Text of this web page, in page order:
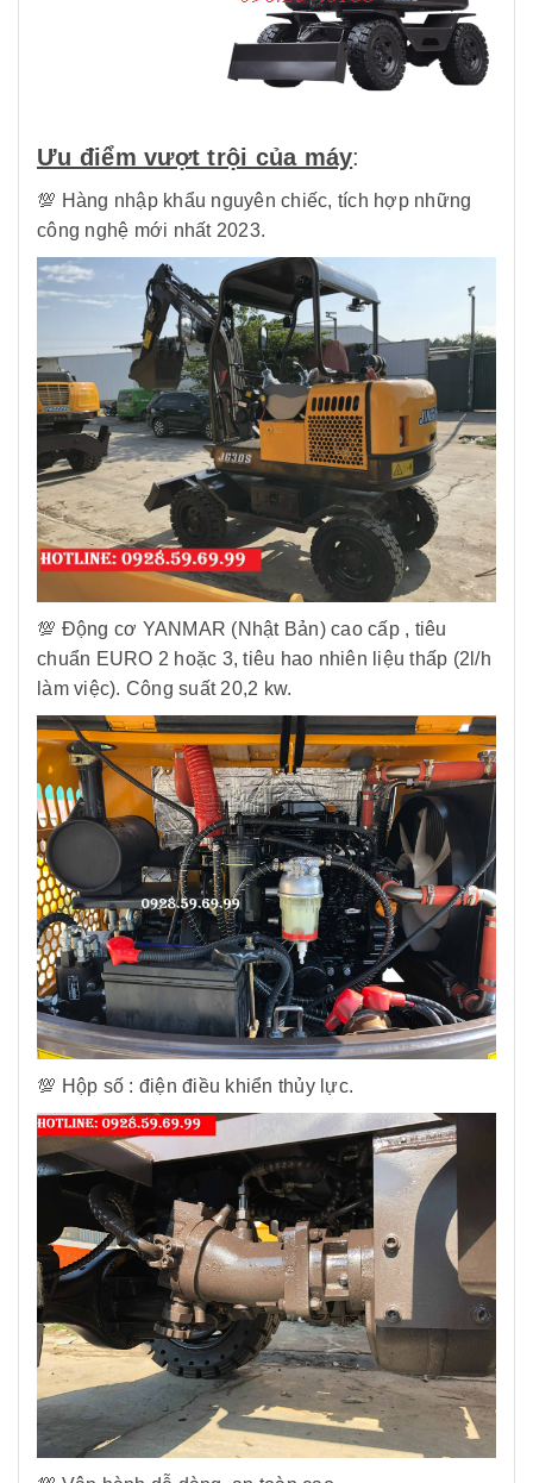
Ưu điểm vượt trội của máy:
💯 Hàng nhập khẩu nguyên chiếc, tích hợp những
công nghệ mới nhất 2023.
💯 Động cơ YANMAR (Nhật Bản) cao cấp , tiêu
chuẩn EURO 2 hoặc 3, tiêu hao nhiên liệu thấp (2l/h
làm việc). Công suất 20,2 kw.
💯 Hộp số : điện điều khiển thủy lực.